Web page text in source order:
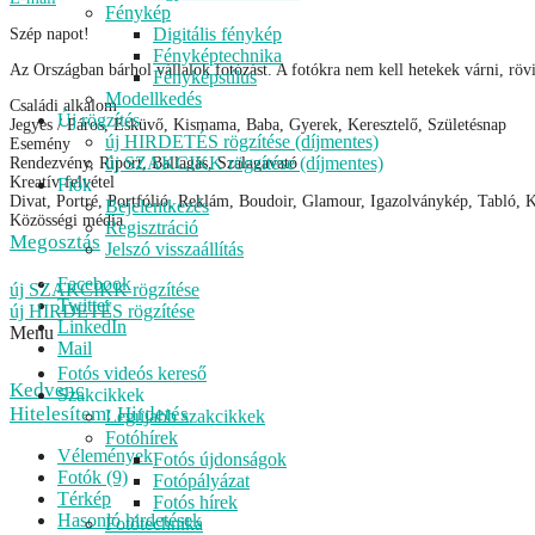
Fénykép
Digitális fénykép
Fényképtechnika
Fényképstílus
Modellkedés
Új rögzítés
új HIRDETÉS rögzítése (díjmentes)
új SZAKCIKK rögzítése (díjmentes)
Fiók
Bejelentkezés
Regisztráció
Jelszó visszaállítás
új SZAKCIKK rögzítése
új HIRDETÉS rögzítése
Menu
Fotós videós kereső
Szakcikkek
Legújabb szakcikkek
Fotóhírek
Fotós újdonságok
Fotópályázat
Fotós hírek
Fotótechnika
Szép napot!
Az Országban bárhol vállalok fotózást. A fotókra nem kell hetekek várni,
Családi alkalom
Jegyes / Páros, Esküvő, Kismama, Baba, Gyerek, Keresztelő, Születésnap
Esemény
Rendezvény, Riport, Ballagás, Szalagavató
Kreatív felvétel
Divat, Portré, Portfólió, Reklám, Boudoir, Glamour, Igazolványkép, Tabló,
Közösségi média
Megosztás
Facebook
Twitter
LinkedIn
Mail
Kedvenc
Hitelesítem: Hirdetés
Vélemények
Fotók (9)
Térkép
Hasonló hirdetések